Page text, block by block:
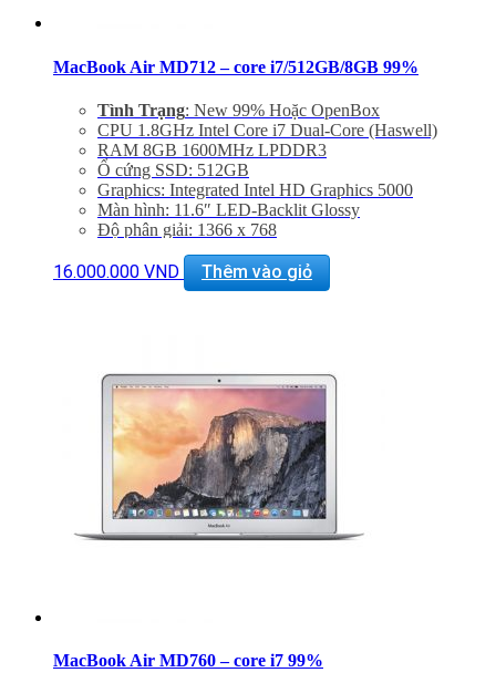
MacBook Air MD712 – core i7/512GB/8GB 99%
Tình Trạng: New 99% Hoặc OpenBox
CPU 1.8GHz Intel Core i7 Dual-Core (Haswell)
RAM 8GB 1600MHz LPDDR3
Ổ cứng SSD: 512GB
Graphics: Integrated Intel HD Graphics 5000
Màn hình: 11.6″ LED-Backlit Glossy
Độ phân giải: 1366 x 768
Khe cắm: Dual USB 3.0 Ports, One Thunderbolt Port
Thiết bị nghe nhìn: 720p FaceTime HD Camera
Bảo hành 6 tháng, đổi trả trong 15 ngày
Miễn phí vận chuyển trên toàn quốc
Miễn phí hỗ trợ cài đặt phần mềm
16.000.000 VND Thêm vào giỏ
MacBook Air MD760 – core i7 99%